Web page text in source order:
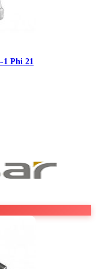
1 Phi 21